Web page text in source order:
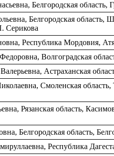
Белгородская
Белгородская
Серикова
Республика Мордовия,
Волгоградская
Астраханская
Смоленская
Рязанская область,
Белгородская область,
Республика